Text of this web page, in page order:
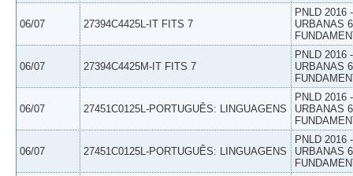
06/07 27394C4425L-IT FITS 7
PNLD 2016
URBANAS
06/07 27394C4425M-IT FITS 7
PNLD 2016
URBANAS
06/07 27451C0125L-PORTUGUÊS: LINGUAGENS
PNLD 2016
URBANAS
06/07 27451C0125L-PORTUGUÊS: LINGUAGENS
PNLD 2016
URBANAS